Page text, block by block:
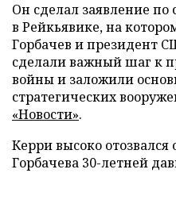
Он сделал заявление
в Рейкьявике, на
Горбачев и президент
сделали важный шаг к
войны и заложили
стратегических
«Новости».
Керри высоко отозвался
Горбачева 30-летней